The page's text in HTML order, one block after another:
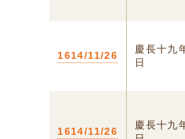
1614/11/26
慶長十九
日
1614/11/26
慶長十九